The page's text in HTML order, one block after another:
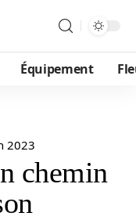
Équipement
2023
chemin